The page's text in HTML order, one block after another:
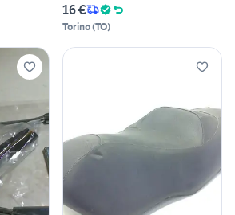
16 €
Torino(TO)